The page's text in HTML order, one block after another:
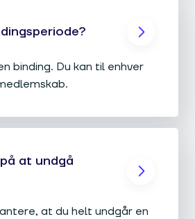
binding. Du kan til enhver
at undgå
at du helt undgår en